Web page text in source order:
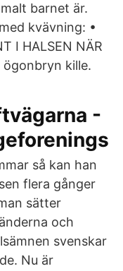
barnet är.
kvävning: •
I HALSEN NÄR
ögonbryn kille.
-
så kan han
flera gånger
sätter
och
svenskar
Nu är